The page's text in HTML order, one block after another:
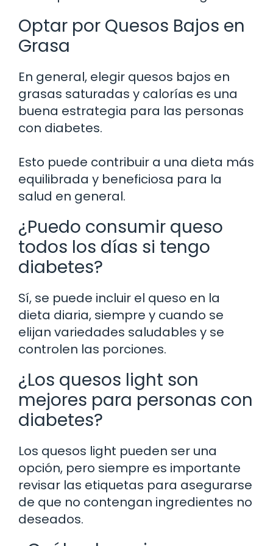
Optar por Quesos Bajos en
Grasa
En general, elegir quesos bajos en
grasas saturadas y calorías es una
buena estrategia para las personas
con diabetes.
Esto puede contribuir a una dieta más
equilibrada y beneficiosa para la
salud en general.
¿Puedo consumir queso
todos los días si tengo
diabetes?
Sí, se puede incluir el queso en la
dieta diaria, siempre y cuando se
elijan variedades saludables y se
controlen las porciones.
¿Los quesos light son
mejores para personas con
diabetes?
Los quesos light pueden ser una
opción, pero siempre es importante
revisar las etiquetas para asegurarse
de que no contengan ingredientes no
deseados.